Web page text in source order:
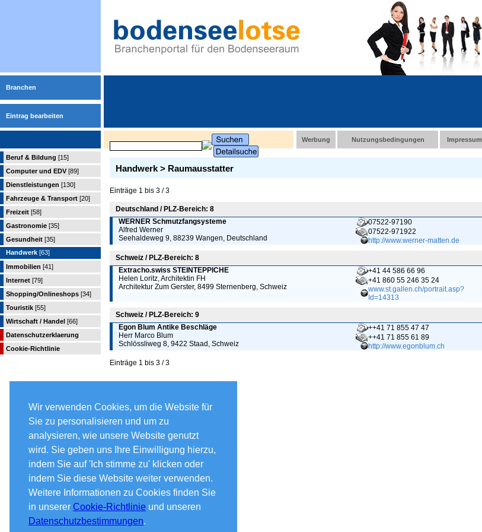
Wir verwenden Cookies, um die Website für
Sie zu personalisieren und um zu
analysieren, wie unsere Website genutzt
wird. Sie geben uns Ihre Einwilligung hierzu,
indem Sie auf 'Ich stimme zu' klicken oder
indem Sie diese Website weiter verwenden.
Weitere Informationen zu Cookies finden Sie
in unserer Cookie-Richtlinie und unseren
Datenschutzbestimmungen.
Branchen
Eintrag bearbeiten
Werbung Nutzungsbedingungen Impressum
Beruf & Bildung [15]
Computer und EDV [89]
Dienstleistungen [130]
Fahrzeuge & Transport [20]
Freizeit [58]
Gastronomie [35]
Gesundheit [35]
Handwerk [63]
Immobilien [41]
Internet [79]
Shopping/Onlineshops [34]
Touristik [55]
Wirtschaft / Handel [66]
Datenschutzerklaerung
Cookie-Richtlinie
Handwerk > Raumausstatter
Einträge 1 bis 3 / 3
Deutschland / PLZ-Bereich: 8
WERNER Schmutzfangsysteme
Alfred Werner
Seehaldeweg 9, 88239 Wangen, Deutschland
07522-97190
07522-971922
http://www.werner-matten.de
Schweiz / PLZ-Bereich: 8
Extracho.swiss STEINTEPPICHE
Helen Loritz, Architektin FH
Architektur Zum Gerster, 8499 Sternenberg, Schweiz
+41 44 586 66 96
+41 860 55 246 35 24
www.st.gallen.ch/portrait.asp?
Id=14313
Schweiz / PLZ-Bereich: 9
Egon Blum Antike Beschläge
Herr Marco Blum
Schlössliweg 8, 9422 Staad, Schweiz
++41 71 855 47 47
++41 71 855 61 89
http://www.egonblum.ch
Einträge 1 bis 3 / 3